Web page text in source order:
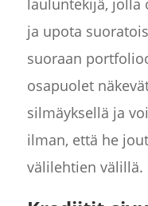
lauluntekijä, jolla
ja upota
suoraan
osapuolet
silmäyksellä ja
ilman, että he
välilehtien välillä.